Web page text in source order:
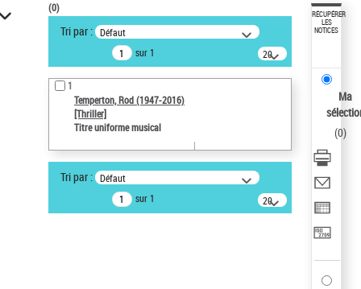
VOTRE RECHERCHE
Recherche avancée dans les
notices d’autorité
Œuvres liées à l'auteur :
Temperton, Rod (1947-2016)
Type de notice d'autorité
Œuvre
Statut de la notice d’autorité
(0)
Tri par : Défaut
sur 1
20
résultats/page
1
Temperton, Rod (1947-2016)
[Thriller]
Titre uniforme musical
Tri par : Défaut
sur 1
20
résultats/page
RÉCUPÉRER
LES
NOTICES
Ma
(0)